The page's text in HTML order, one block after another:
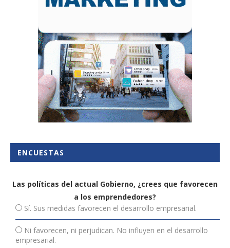
ENCUESTAS
Las políticas del actual Gobierno, ¿crees que favorecen
a los emprendedores?
Sí. Sus medidas favorecen el desarrollo empresarial.
Ni favorecen, ni perjudican. No influyen en el desarrollo
empresarial.